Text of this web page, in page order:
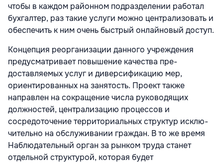
чтобы в каждом районном подразделе­нии работал
бухгалтер, раз такие услуги можно централизовать и
обеспечить к ним очень быстрый онлайновый доступ.
Концепция реорганизации данного учреждения
предусмат­ривает повышение качества пре­
доставляемых услуг и диверсифи­кацию мер,
ориентированных на занятость. Проект также
направ­лен на сокращение числа руково­дящих
должностей, централиза­цию процессов и
сосредоточение территориальных структур исклю­
чительно на обслуживании граж­дан. В то же время
Наблюдатель­ный орган за рынком труда ста­нет
отдельной структурой, кото­рая будет